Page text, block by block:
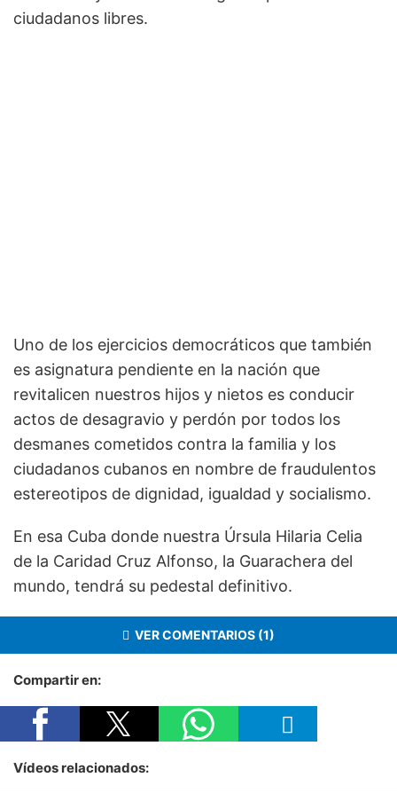
ciudadanos libres.
Uno de los ejercicios democráticos que también
es asignatura pendiente en la nación que
revitalicen nuestros hijos y nietos es conducir
actos de desagravio y perdón por todos los
desmanes cometidos contra la familia y los
ciudadanos cubanos en nombre de fraudulentos
estereotipos de dignidad, igualdad y socialismo.
En esa Cuba donde nuestra Úrsula Hilaria Celia
de la Caridad Cruz Alfonso, la Guarachera del
mundo, tendrá su pedestal definitivo.
VER COMENTARIOS (1)
Compartir en:
Vídeos relacionados: